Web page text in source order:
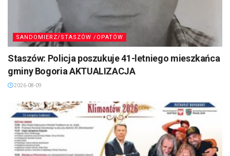
SANDOMIERZ/STASZÓW /OPATÓW
Staszów: Policja poszukuje 41-letniego mieszkańca
gminy Bogoria AKTUALIZACJA
2026-08-09